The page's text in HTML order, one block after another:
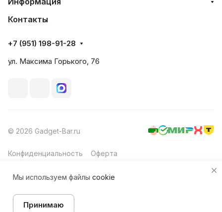
Контакты
+7 (951) 198-91-28
ул. Максима Горького, 76
© 2026 Gadget-Bar.ru
Конфиденциальность Оферта
Мы используем файлы cookie
Принимаю